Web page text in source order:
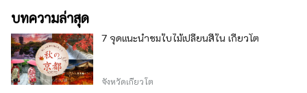
บทความล่าสุด
7 จุดแนะนำชมใบไม้เปลี่ยนสีใน เกียวโต
จังหวัดเกียวโต